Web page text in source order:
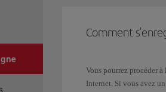
Comment
Vous pourrez procéder à
Internet. Si vous avez